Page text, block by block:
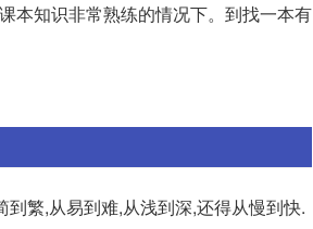
本知识非常熟练的情况下。到找一本有
繁,从易到难,从浅到深,还得从慢到快.